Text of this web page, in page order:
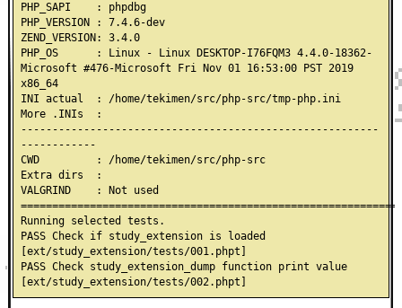
PHP_SAPI    : phpdbg
PHP_VERSION : 7.4.6-dev
ZEND_VERSION: 3.4.0
PHP_OS      : Linux - Linux DESKTOP-I76FQM3 4.4.0-18362-
Microsoft #476-Microsoft Fri Nov 01 16:53:00 PST 2019
x86_64
INI actual  : /home/tekimen/src/php-src/tmp-php.ini
More .INIs  :
---------------------------------------------------------
------------
CWD         : /home/tekimen/src/php-src
Extra dirs  :
VALGRIND    : Not used
Running selected tests.
PASS Check if study_extension is loaded
[ext/study_extension/tests/001.phpt]
PASS Check study_extension_dump function print value